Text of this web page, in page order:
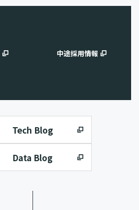
中途採用情報
Tech Blog
Data Blog